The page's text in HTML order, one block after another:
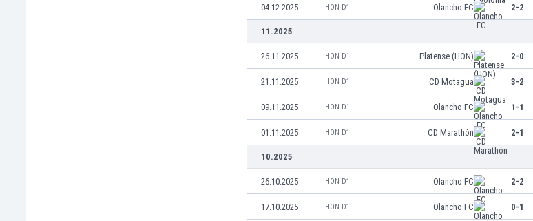
04.12.2025 HON D1 Olancho FC 2-2
11.2025
26.11.2025 HON D1 Platense (HON) 2-0
21.11.2025 HON D1 CD Motagua 3-2
09.11.2025 HON D1 Olancho FC 1-1
01.11.2025 HON D1 CD Marathón 2-1
10.2025
26.10.2025 HON D1 Olancho FC 2-2
17.10.2025 HON D1 Olancho FC 0-1